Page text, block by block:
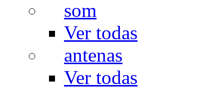
som
Ver todas
antenas
Ver todas